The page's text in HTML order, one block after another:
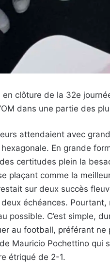
en clôture de la 32e
dans une partie des
attendaient avec
hexagonale. En grande
certitudes plein la
plaçant comme la
sur deux succès
échéances. Pourtant,
possible. C’est simple,
au football, préférant
Mauricio Pochettino qui
étriqué de 2-1.